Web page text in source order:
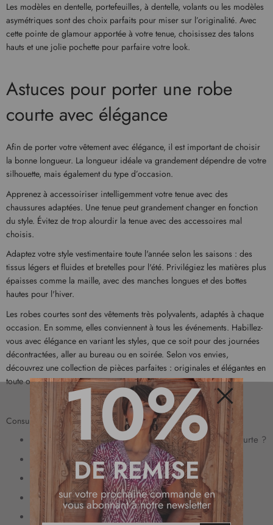
Les modèles en dentelle, portefeuilles, à dentelle, volants ou les modèles
asymétriques sont des choix parfaits pour miser sur l’originalité. Avec
cette pointe de glamour apportée à votre tenue, choisissez des talons
hauts et une jolie pochette pour parfaire votre look.
Astuces pour porter une robe
courte avec élégance
Afin de porter votre vêtement avec élégance, il est important de choisir
la bonne longueur. La longueur idéale va grandement dépendre de votre
silhouette, mais également du type d’occasion.
Apprenez à accessoiriser intelligemment votre tenue avec des
chaussures adaptées. Une tenue peut grandement changer en fonction
du style. Évitez de trop alourdir la tenue avec des accessoires mal
choisis.
Adaptez votre style vestimentaire toute l'année selon les saisons : des
tissus légers et fluides et bretelles pour l'été. Privilégiez les matières plus
épaisses comme la maille, avec des manches longues et des bottes
hautes pour l'hiver.
Les robes courtes sont des vêtements très polyvalents, adaptés à chaque
occasion. En somme, elles conviennent à tous les événements. Habillez-
vous avec élégance en variant les styles, que ce soit pour des journées
décontractées, aller au bureau ou en soirée. Selon vos envies,
découvrez une collection de pièces parfaites : originales et élégantes en
toute occasion !
Consultez également nos articles suivants :
Comment choisir la longueur idéale pour une robe courte ?
Les différents styles à adopter avec une robe courte
Quels accessoires avec une robe courte ?
Choisir sa robe courte en fonction de sa morphologie
Porter des collants avec une robe courte
Fermer
10%
DE REMISE
sur votre prochaine commande en
vous abonnant à notre newsletter